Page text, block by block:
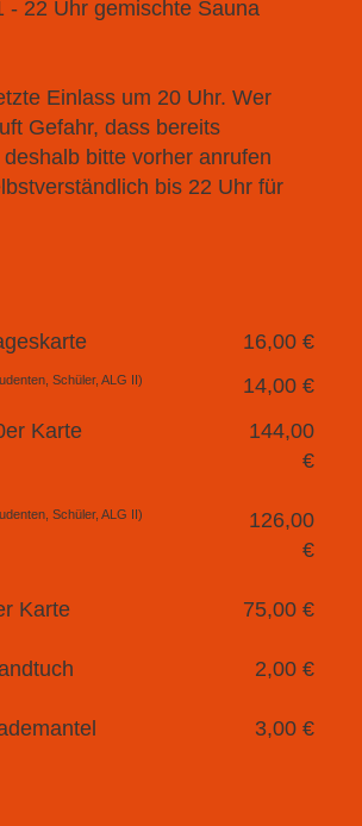
- 22 Uhr gemischte Sauna
Einlass um 20 Uhr. Wer
Gefahr, dass bereits
bitte vorher anrufen
bis 22 Uhr für
16,00 €
Schüler, ALG II)
14,00 €
Karte
144,00
€
Schüler, ALG II)
126,00
€
Karte 75,00 €
2,00 €
3,00 €